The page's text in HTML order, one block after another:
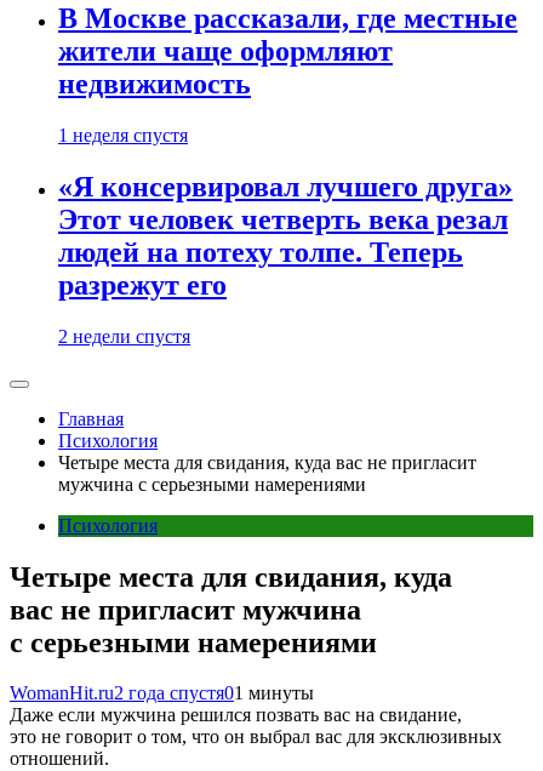
В Москве рассказали, где местные
жители чаще оформляют
недвижимость
1 неделя спустя
«Я консервировал лучшего друга»
Этот человек четверть века резал
людей на потеху толпе. Теперь
разрежут его
2 недели спустя
Главная
Психология
Четыре места для свидания, куда вас не пригласит
мужчина с серьезными намерениями
Психология
Четыре места для свидания, куда
вас не пригласит мужчина
с серьезными намерениями
WomanHit.ru2 года спустя01 минуты
Даже если мужчина решился позвать вас на свидание,
это не говорит о том, что он выбрал вас для эксклюзивных
отношений.